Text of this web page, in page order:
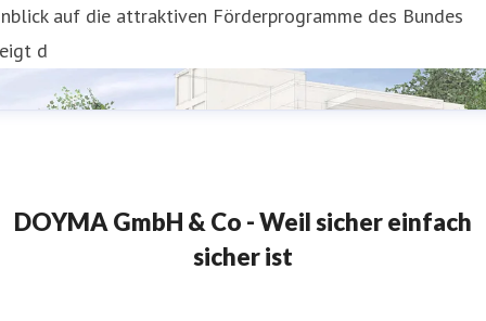
auf die attraktiven Förderprogramme des Bundes
d
DOYMA GmbH & Co - Weil sicher einfach
sicher ist